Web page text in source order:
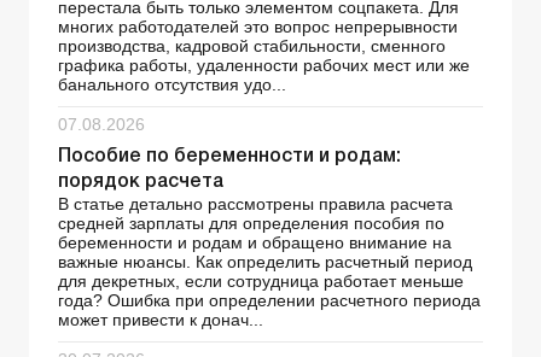
перестала быть только элементом соцпакета. Для
многих работодателей это вопрос непрерывности
производства, кадровой стабильности, сменного
графика работы, удаленности рабочих мест или же
банального отсутствия удо...
07.08.2026
Пособие по беременности и родам:
порядок расчета
В статье детально рассмотрены правила расчета
средней зарплаты для определения пособия по
беременности и родам и обращено внимание на
важные нюансы. Как определить расчетный период
для декретных, если сотрудница работает меньше
года? Ошибка при определении расчетного периода
может привести к донач...